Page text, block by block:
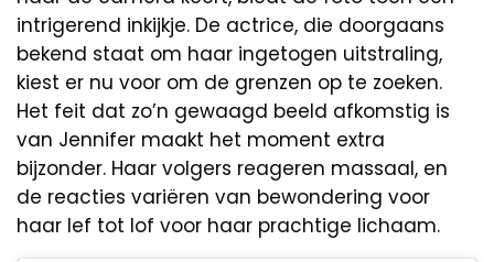
intrigerend inkijkje. De actrice, die doorgaans
bekend staat om haar ingetogen uitstraling,
kiest er nu voor om de grenzen op te zoeken.
Het feit dat zo’n gewaagd beeld afkomstig is
van Jennifer maakt het moment extra
bijzonder. Haar volgers reageren massaal, en
de reacties variëren van bewondering voor
haar lef tot lof voor haar prachtige lichaam.